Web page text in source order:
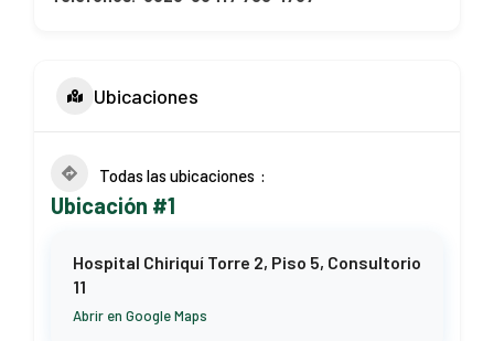
Ubicaciones
Todas las ubicaciones
Ubicación #1
Hospital Chiriquí Torre 2, Piso 5, Consultorio
11
Abrir en Google Maps